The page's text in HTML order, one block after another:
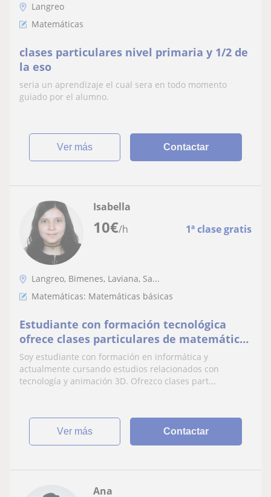
Langreo
Matemáticas
clases particulares nivel primaria y 1/2 de
la eso
seria un aprendizaje el cual sera en todo momento
guiado por el alumno.
ver más Contactar
10€/h 1ª clase gratis
Isabella
Langreo, Bimenes, Laviana, Sa...
Matemáticas: Matemáticas básicas
Estudiante con formación tecnológica
ofrece clases particulares de matemáticas
para ESO y Bachillerato adaptadas al nivel
de cada
Soy estudiante con formación en informática y
actualmente cursando estudios relacionados con
tecnología y animación 3D. Ofrezco clases part...
ver más Contactar
Ana